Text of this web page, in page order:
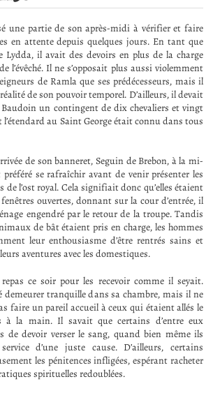
une partie de son après-midi à vérifier et faire
en attente depuis quelques jours. En tant que
il avait des devoirs en plus de la charge
l’évêché. Il ne s’opposait plus aussi violemment
de Ramla que ses prédécesseurs, mais il
de son pouvoir temporel. D’ailleurs, il devait
un contingent de dix chevaliers et vingt
l’étendard au Saint George était connu dans tous
de son banneret, Seguin de Brebon, à la mi-
se rafraîchir avant de venir présenter les
l’ost royal. Cela signifiait donc qu’elles étaient
ouvertes, donnant sur la cour d’entrée, il
engendré par le retour de la troupe. Tandis
de bât étaient pris en charge, les hommes
leur enthousiasme d’être rentrés sains et
aventures avec les domestiques.
ce soir pour les recevoir comme il seyait.
demeurer tranquille dans sa chambre, mais il ne
faire un pareil accueil à ceux qui étaient allés le
à la main. Il savait que certains d’entre eux
de devoir verser le sang, quand bien même ils
d’une juste cause. D’ailleurs, certains
les pénitences infligées, espérant racheter
spirituelles redoublées.